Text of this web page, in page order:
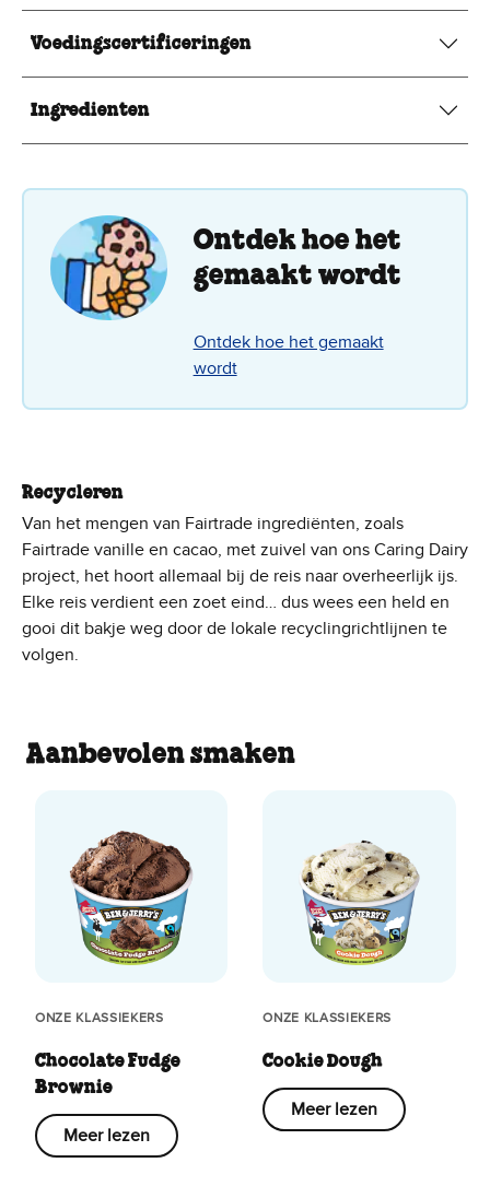
Voedingscertificeringen
Ingredienten
Ontdek hoe het
gemaakt wordt
Ontdek hoe het gemaakt
wordt
Recycleren
Van het mengen van Fairtrade ingrediënten, zoals
Fairtrade vanille en cacao, met zuivel van ons Caring Dairy
project, het hoort allemaal bij de reis naar overheerlijk ijs.
Elke reis verdient een zoet eind… dus wees een held en
gooi dit bakje weg door de lokale recyclingrichtlijnen te
volgen.
Aanbevolen smaken
ONZE KLASSIEKERS
Chocolate Fudge
Brownie
Meer lezen
ONZE KLASSIEKERS
Cookie Dough
Meer lezen